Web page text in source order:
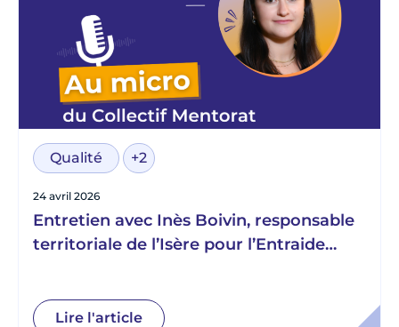
Qualité +2
24 avril 2026
Entretien avec Inès Boivin, responsable
territoriale de l’Isère pour l’Entraide
Lire l'article